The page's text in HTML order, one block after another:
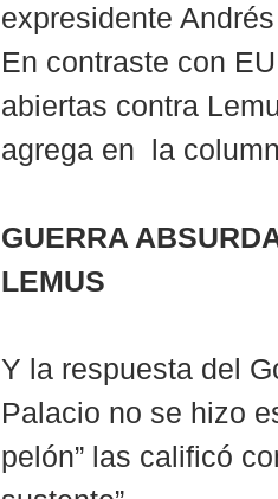
expresidente Andrés
En contraste con
abiertas contra
agrega en  la
GUERRA
LEMUS
Y la respuesta del
Palacio no se hizo
pelón” las calificó